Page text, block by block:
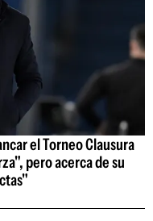
el Torneo Clausura
pero acerca de su